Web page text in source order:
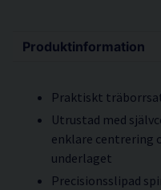
Produktinformation
Praktiskt
Utrustad med
enklare centrering
underlaget
Precisionsslipad